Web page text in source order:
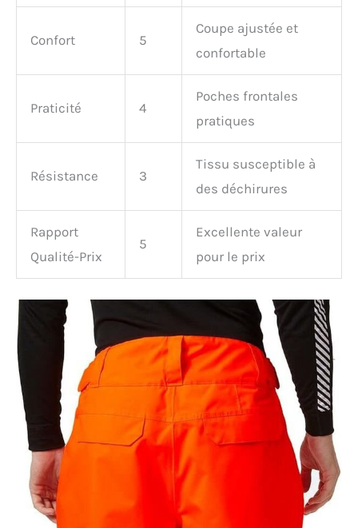
Confort 5
Coupe ajustée et
confortable
Praticité 4
Poches frontales
pratiques
Résistance 3
Tissu susceptible à
des déchirures
Rapport
Qualité-Prix
5
Excellente valeur
pour le prix